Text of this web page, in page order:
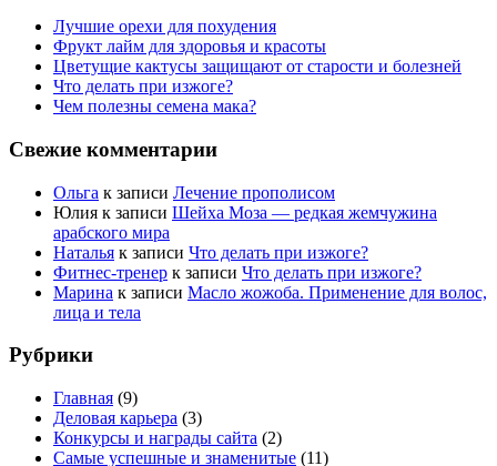
Лучшие орехи для похудения
Фрукт лайм для здоровья и красоты
Цветущие кактусы защищают от старости и болезней
Что делать при изжоге?
Чем полезны семена мака?
Свежие комментарии
Ольга к записи Лечение прополисом
Юлия к записи Шейха Моза — редкая жемчужина
арабского мира
Наталья к записи Что делать при изжоге?
Фитнес-тренер к записи Что делать при изжоге?
Марина к записи Масло жожоба. Применение для волос,
лица и тела
Рубрики
Главная (9)
Деловая карьера (3)
Конкурсы и награды сайта (2)
Самые успешные и знаменитые (11)